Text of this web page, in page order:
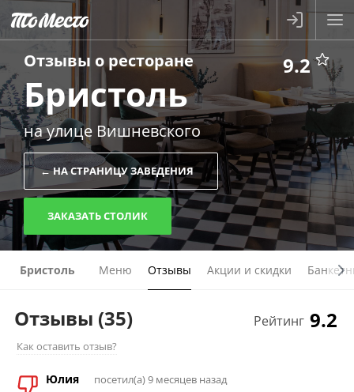
9.2
Отзывы о ресторане
Бристоль
на улице Вишневского
← НА СТРАНИЦУ ЗАВЕДЕНИЯ
ЗАКАЗАТЬ СТОЛИК
Бристоль Меню Отзывы Акции и скидки
Рейтинг 9.2
Отзывы (35)
Как оставить отзыв?
Юлия посетил(а) 9 месяцев назад